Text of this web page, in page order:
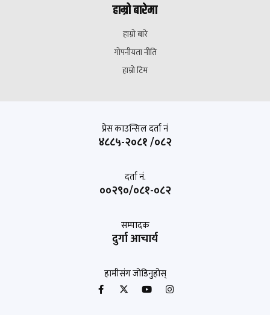
हाम्रो बारेमा
हाम्रो बारे
गोपनीयता नीति
हाम्रो टिम
प्रेस काउन्सिल दर्ता नं
४८८५-२०८१ /०८२
दर्ता नं.
००२९०/०८१-०८२
सम्पादक
दुर्गा आचार्य
हामीसंग जोडिनुहोस्